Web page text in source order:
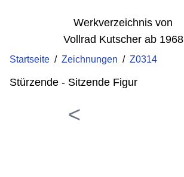
Werkverzeichnis von
Vollrad Kutscher ab 1968
Startseite / Zeichnungen / Z0314
Stürzende - Sitzende Figur
<